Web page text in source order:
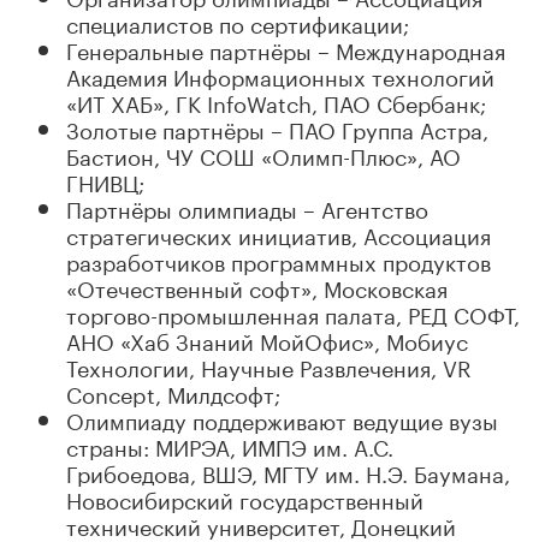
специалистов по сертификации;
Генеральные партнёры – Международная
Академия Информационных технологий
«ИТ ХАБ», ГК InfoWatch, ПАО Сбербанк;
Золотые партнёры – ПАО Группа Астра,
Бастион, ЧУ СОШ «Олимп-Плюс», АО
ГНИВЦ;
Партнёры олимпиады – Агентство
стратегических инициатив, Ассоциация
разработчиков программных продуктов
«Отечественный софт», Московская
торгово-промышленная палата, РЕД СОФТ,
АНО «Хаб Знаний МойОфис», Мобиус
Технологии, Научные Развлечения, VR
Concept, Милдсофт;
Олимпиаду поддерживают ведущие вузы
страны: МИРЭА, ИМПЭ им. А.С.
Грибоедова, ВШЭ, МГТУ им. Н.Э. Баумана,
Новосибирский государственный
технический университет, Донецкий